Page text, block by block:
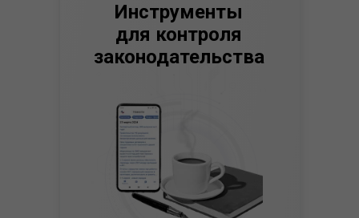
Инструменты
для контроля
законодательства